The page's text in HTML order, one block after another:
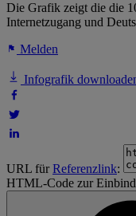
Die Grafik zeigt die die
Internetzugang und
Melden
Infografik
URL fürReferenzlink:
HTML-Code zur